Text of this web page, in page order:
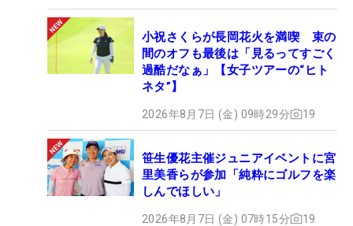
小祝さくらが長岡花火を満喫 束の
間のオフも最後は「見るってすごく
過酷だなぁ」【女子ツアーの“ヒト
ネタ”】
2026年8月7日 (金) 09時29分 19
笹生優花主催ジュニアイベントに宮
里美香らが参加「純粋にゴルフを楽
しんでほしい」
2026年8月7日 (金) 07時15分 19